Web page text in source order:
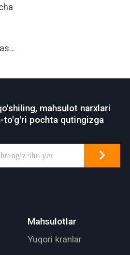
mahsulot narxlari
to'g'ri pochta qutingizga
Mahsulotlar
Yuqori kranlar